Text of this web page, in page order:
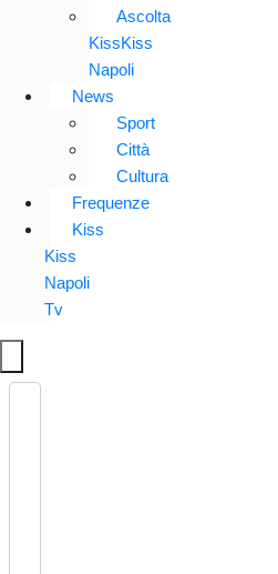
Ascolta
KissKiss
Napoli
News
Sport
Città
Cultura
Frequenze
Kiss
Kiss
Napoli
Tv